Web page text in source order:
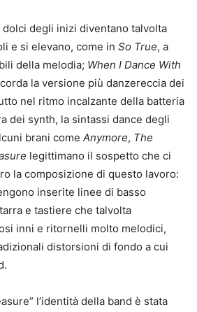
degli inizi diventano talvolta
e si elevano, come in So True, a
della melodia; When I Dance With
la versione più danzereccia dei
nel ritmo incalzante della batteria
dei synth, la sintassi dance degli
brani come Anymore, The
legittimano il sospetto che ci
la composizione di questo lavoro:
inserite linee di basso
e tastiere che talvolta
inni e ritornelli molto melodici,
distorsioni di fondo a cui
l’identità della band è stata